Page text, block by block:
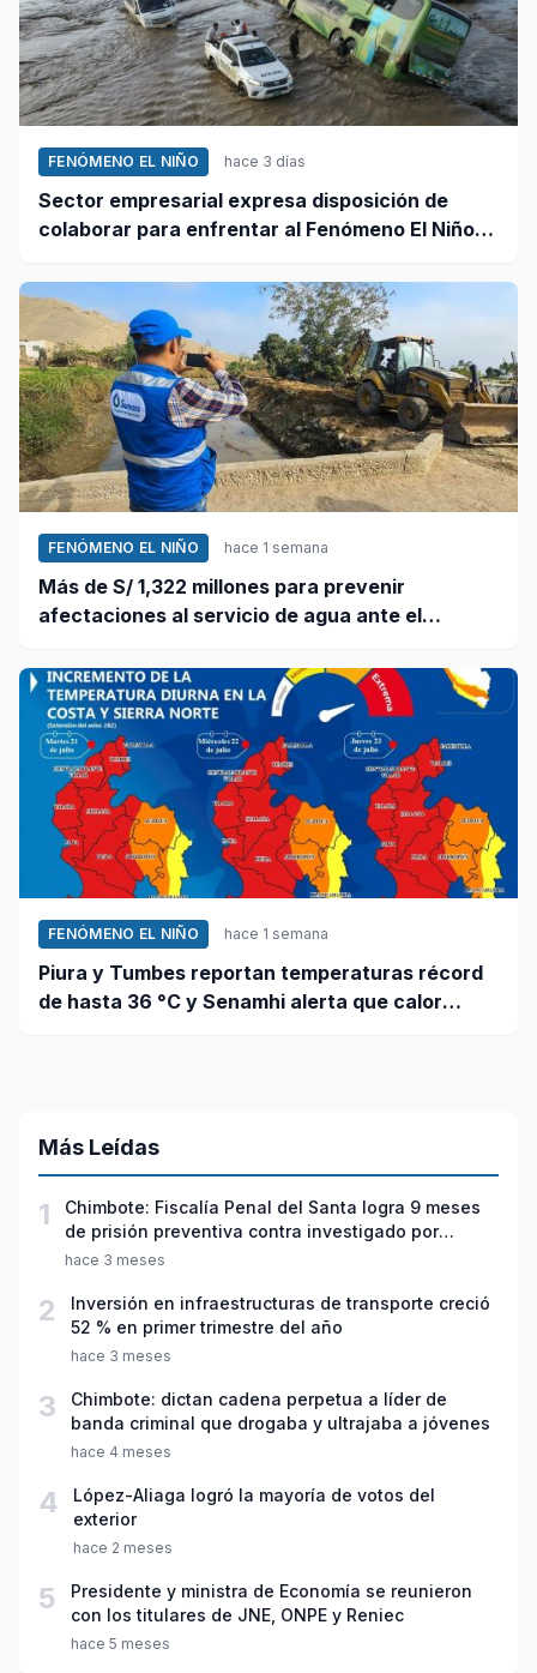
FENÓMENO EL NIÑO hace 3 días
Sector empresarial expresa disposición de
colaborar para enfrentar al Fenómeno El Niño,
FENÓMENO EL NIÑO hace 1 semana
Más de S/ 1,322 millones para prevenir
afectaciones al servicio de agua ante el
FENÓMENO EL NIÑO hace 1 semana
Piura y Tumbes reportan temperaturas récord
de hasta 36 °C y Senamhi alerta que calor
Más Leídas
1
Chimbote: Fiscalía Penal del Santa logra 9 meses
de prisión preventiva contra investigado por
violación sexual y tentativa de feminicidio
hace 3 meses
2
Inversión en infraestructuras de transporte creció
52 % en primer trimestre del año
hace 3 meses
3
Chimbote: dictan cadena perpetua a líder de
banda criminal que drogaba y ultrajaba a jóvenes
hace 4 meses
4
López-Aliaga logró la mayoría de votos del
exterior
hace 2 meses
5
Presidente y ministra de Economía se reunieron
con los titulares de JNE, ONPE y Reniec
hace 5 meses